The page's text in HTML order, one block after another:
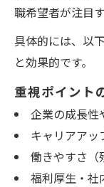
職希望者が注目
具体的には、以
と効果的です。
重視ポイント
企業の成長性
キャリアアッ
働きやすさ（
福利厚生・社